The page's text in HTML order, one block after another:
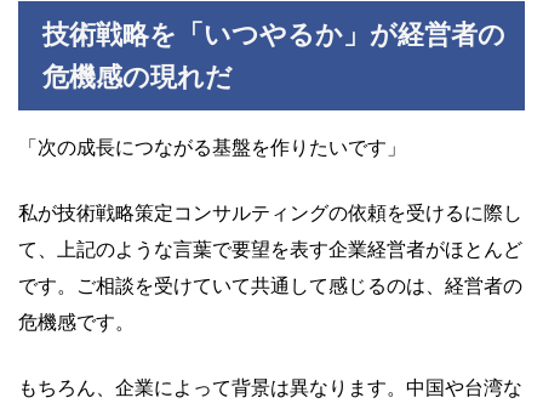
技術戦略を「いつやるか」が経営者の
危機感の現れだ
「次の成長につながる基盤を作りたいです」
私が技術戦略策定コンサルティングの依頼を受けるに際し
て、上記のような言葉で要望を表す企業経営者がほとんど
です。ご相談を受けていて共通して感じるのは、経営者の
危機感です。
もちろん、企業によって背景は異なります。中国や台湾な